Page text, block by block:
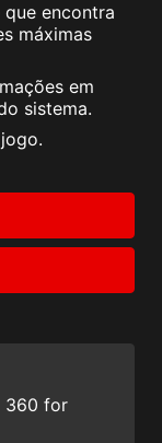
encontra
máximas
em
sistema.
360 for